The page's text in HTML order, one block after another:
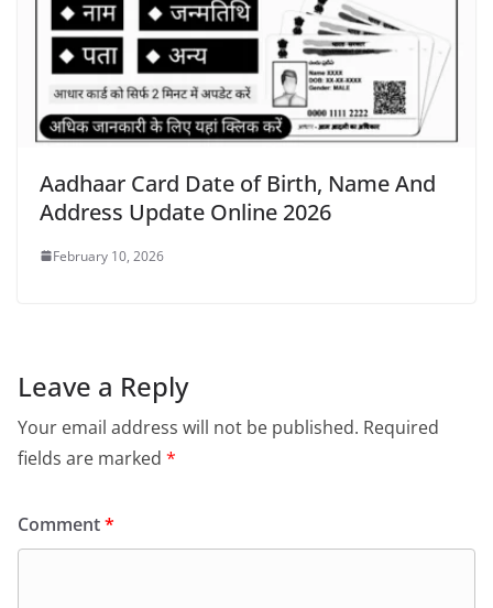
Aadhaar Card Date of Birth, Name And
Address Update Online 2026
February 10, 2026
Leave a Reply
Your email address will not be published. Required
fields are marked *
Comment*